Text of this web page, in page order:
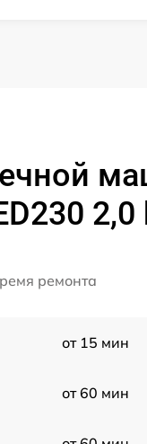
2,0
ремонта
от 15 мин
от 60 мин